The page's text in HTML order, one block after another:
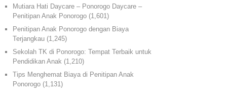
Mutiara Hati Daycare – Ponorogo Daycare –
Penitipan Anak Ponorogo (1,601)
Penitipan Anak Ponorogo dengan Biaya
Terjangkau (1,245)
Sekolah TK di Ponorogo: Tempat Terbaik untuk
Pendidikan Anak (1,210)
Tips Menghemat Biaya di Penitipan Anak
Ponorogo (1,131)